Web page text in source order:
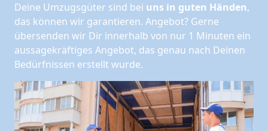
Deine Umzugsgüter sind bei uns in guten Händen,
das können wir garantieren. Angebot? Gerne
übersenden wir Dir innerhalb von nur 1 Minuten ein
aussagekräftiges Angebot, das genau nach Deinen
Bedürfnissen erstellt wurde.